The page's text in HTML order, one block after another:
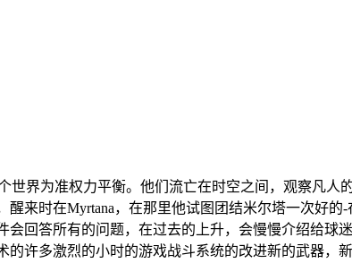
世界为准权力平衡。他们流亡在时空之间，观察凡
来时在Myrtana，在那里他试图团结米尔塔一次好
回答所有的问题，在过去的上升，会慢慢介绍给
许多激烈的小时的游戏战斗系统的改进新的武器，